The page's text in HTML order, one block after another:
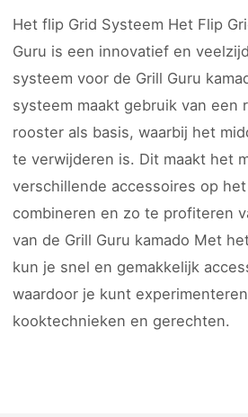
Het flip Grid Systeem Het Flip
Guru is een innovatief en
systeem voor de Grill Guru
systeem maakt gebruik van een
rooster als basis, waarbij het
te verwijderen is. Dit maakt het
verschillende accessoires op
combineren en zo te profiteren
van de Grill Guru kamado Met
kun je snel en gemakkelijk
waardoor je kunt
kooktechnieken en gerechten.